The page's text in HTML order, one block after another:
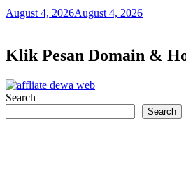
August 4, 2026August 4, 2026
Klik Pesan Domain &
Search
Search